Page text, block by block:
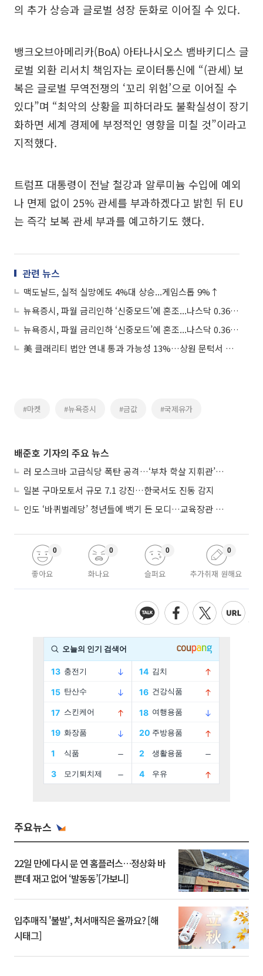
의 추가 상승과 글로벌 성장 둔화로 이어질 수 있다.
뱅크오브아메리카(BoA) 아타나시오스 뱀바키디스 글
로벌 외환 리서치 책임자는 로이터통신에 “(관세) 보
복은 글로벌 무역전쟁의 ‘꼬리 위험’으로 이어질 수
있다”며 “최악의 상황을 피하더라도 불확실성이 장기
화하면 세계 경제에 부정적인 영향을 미칠 것”이라고
지적했다.
트럼프 대통령이 전날 철강과 알루미늄 수입에 예외
나 면제 없이 25% 관세를 부과하겠다고 밝힌 뒤 EU
는 즉각 보복 관세 부과를 예고하기도 했다.
관련 뉴스
맥도날드, 실적 실망에도 4%대 상승...게임스톱 9%↑
뉴욕증시, 파월 금리인하 ‘신중모드’에 혼조...나스닥 0.36%↓
뉴욕증시, 파월 금리인하 ‘신중모드’에 혼조...나스닥 0.36%↓
美 클래리티 법안 연내 통과 가능성 13%…상원 문턱서 제동
#마켓 #뉴욕증시 #금값 #국제유가
배준호 기자의 주요 뉴스
러 모스크바 고급식당 폭탄 공격…‘부차 학살 지휘관’ 노렸나
일본 구마모토서 규모 7.1 강진…한국서도 진동 감지
인도 ‘바퀴벌레당’ 청년들에 백기 든 모디…교육장관 사퇴
좋아요
0
화나요
0
슬퍼요
0
추가취재 원해요
0
주요뉴스
22일 만에 다시 문 연 홈플러스…정상화 바
쁜데 재고 없어 ‘발동동’[가보니]
입추매직 '불발', 처서매직은 올까요? [해
시태그]